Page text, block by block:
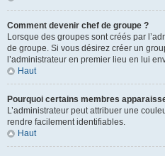
Comment devenir chef de groupe ?
Lorsque des groupes sont créés par
de groupe. Si vous désirez créer un
l’administrateur en premier lieu en lui
Haut
Pourquoi certains membres
L’administrateur peut attribuer une
rendre facilement identifiables.
Haut